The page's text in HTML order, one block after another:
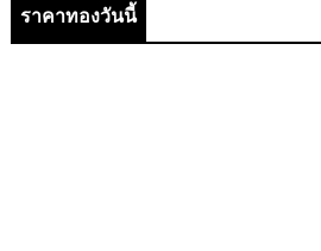
ราคาทองวันนี้